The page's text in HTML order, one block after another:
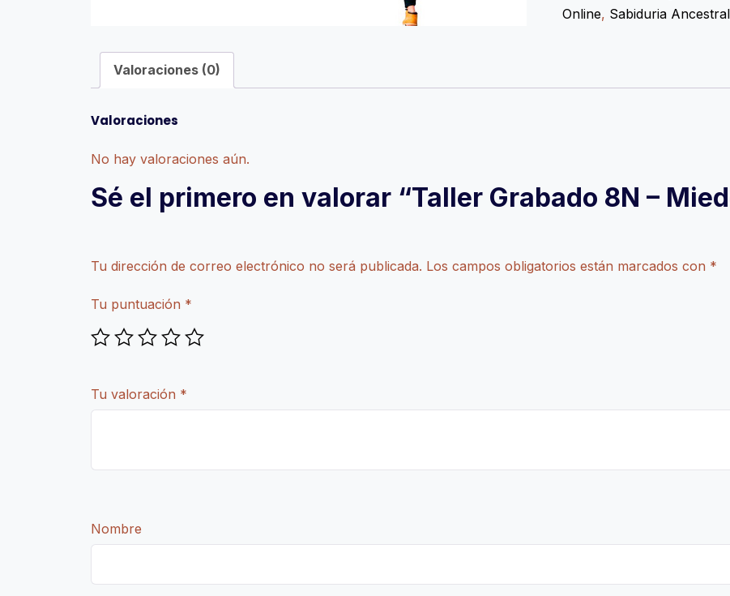
Miedo
Online, Sabiduria Ancestral
Valoraciones (0)
Valoraciones
No hay valoraciones aún.
Sé el primero en valorar “Taller Grabado 8N –
Tu dirección de correo electrónico no será publicada. Los campos obligatorios están marcados con *
Tu puntuación *
Tu valoración *
Nombre